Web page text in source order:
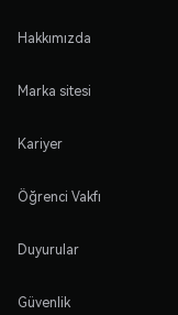
Hakkımızda
Marka sitesi
Kariyer
Öğrenci Vakfı
Duyurular
Güvenlik